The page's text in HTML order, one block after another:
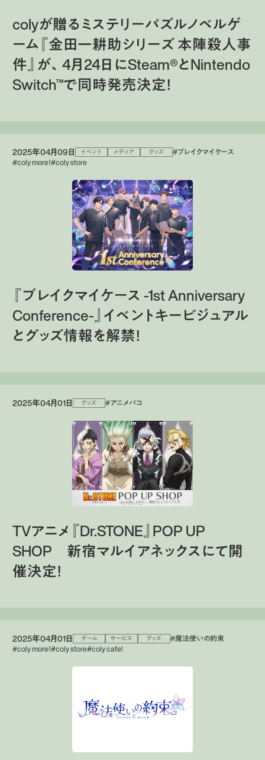
colyが贈るミステリーパズルノベルゲ
ーム『金田一耕助シリーズ 本陣殺人事
件』が、4月24日にSteam®︎とNintendo
Switch™で同時発売決定！
2025年04月09日 イベント メディア グッズ
#ブレイクマイケース
#coly more！#coly store
『ブレイクマイケース -1st Anniversary
Conference-』イベントキービジュアル
とグッズ情報を解禁！
2025年04月01日 グッズ #アニメバコ
TVアニメ『Dr.STONE』POP UP
SHOP 新宿マルイアネックスにて開
催決定！
2025年04月01日 ゲーム サービス グッズ
#魔法使いの約束
#coly more！#coly store#coly cafe!